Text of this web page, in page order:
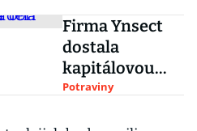
Firma Ynsect
dostala
kapitálovou
injekci na obří
Potraviny